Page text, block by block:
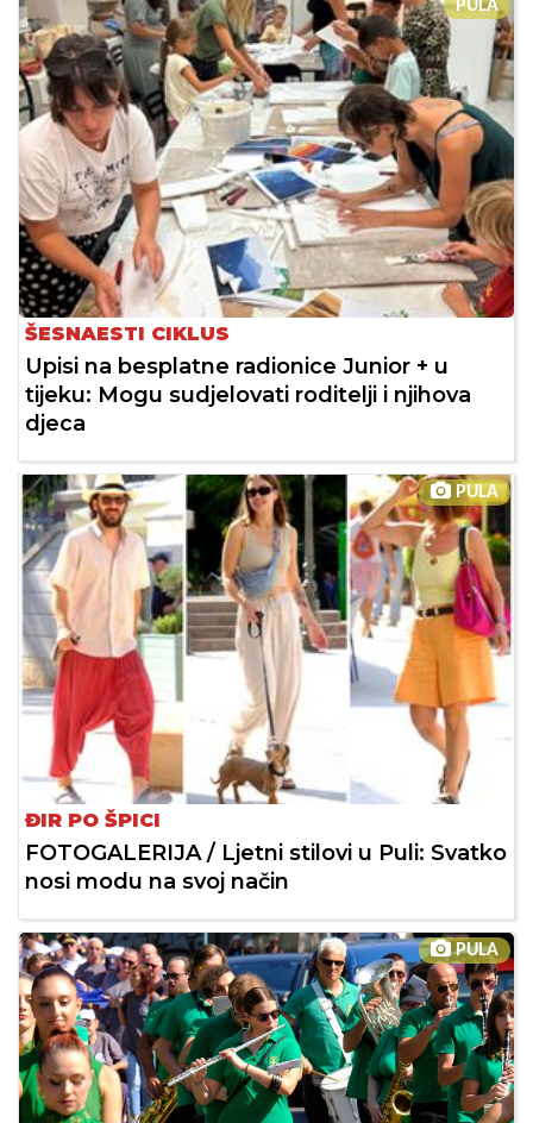
PULA
ŠESNAESTI CIKLUS
Upisi na besplatne radionice Junior + u
tijeku: Mogu sudjelovati roditelji i njihova
djeca
PULA
ĐIR PO ŠPICI
FOTOGALERIJA / Ljetni stilovi u Puli: Svatko
nosi modu na svoj način
PULA